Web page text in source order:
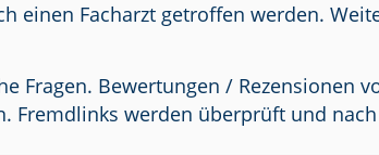
einen Facharzt getroffen werden.
Fragen. Bewertungen /
Fremdlinks werden überprüft und